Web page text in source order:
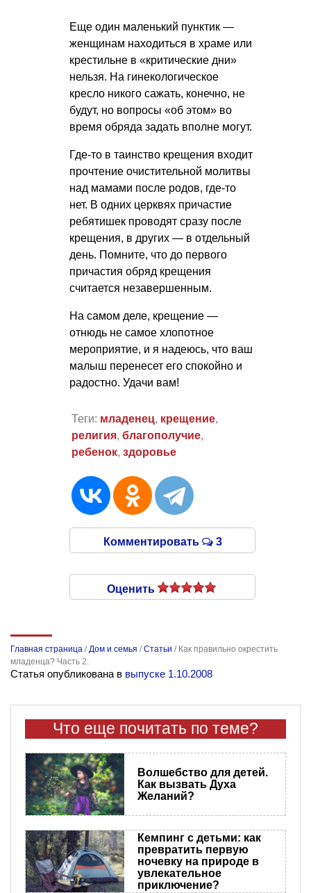
Еще один маленький пунктик —
женщинам находиться в храме или
крестильне в «критические дни»
нельзя. На гинекологическое
кресло никого сажать, конечно, не
будут, но вопросы «об этом» во
время обряда задать вполне могут.
Где-то в таинство крещения входит
прочтение очистительной молитвы
над мамами после родов, где-то
нет. В одних церквях причастие
ребятишек проводят сразу после
крещения, в других — в отдельный
день. Помните, что до первого
причастия обряд крещения
считается незавершенным.
На самом деле, крещение —
отнюдь не самое хлопотное
мероприятие, и я надеюсь, что ваш
малыш перенесет его спокойно и
радостно. Удачи вам!
Теги: младенец, крещение,
религия, благополучие,
ребенок, здоровье
Комментировать 3
Оценить
Главная страница /Дом и семья /Статьи / Как правильно окрестить
младенца? Часть 2.
Статья опубликована в выпуске 1.10.2008
Что еще почитать по теме?
Волшебство для детей.
Как вызвать Духа
Желаний?
Кемпинг с детьми: как
превратить первую
ночевку на природе в
увлекательное
приключение?